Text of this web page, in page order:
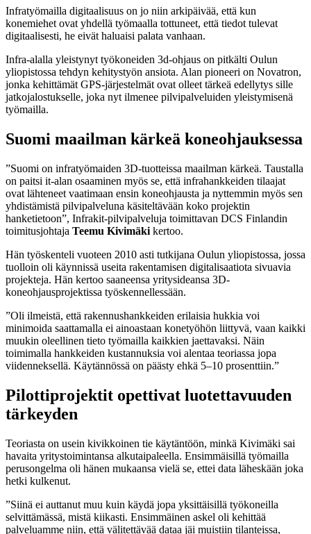
Infratyömailla digitaalisuus on jo niin arkipäivää, että kun
konemiehet ovat yhdellä työmaalla tottuneet, että tiedot tulevat
digitaalisesti, he eivät haluaisi palata vanhaan.
Infra-alalla yleistynyt työkoneiden 3d-ohjaus on pitkälti Oulun
yliopistossa tehdyn kehitystyön ansiota. Alan pioneeri on Novatron,
jonka kehittämät GPS-järjestelmät ovat olleet tärkeä edellytys sille
jatkojalostukselle, joka nyt ilmenee pilvipalveluiden yleistymisenä
työmailla.
Suomi maailman kärkeä koneohjauksessa
”Suomi on infratyömaiden 3D-tuotteissa maailman kärkeä. Taustalla
on paitsi it-alan osaaminen myös se, että infrahankkeiden tilaajat
ovat lähteneet vaatimaan ensin koneohjausta ja nyttemmin myös sen
yhdistämistä pilvipalveluna käsiteltävään koko projektin
hanketietoon”, Infrakit-pilvipalveluja toimittavan DCS Finlandin
toimitusjohtaja Teemu Kivimäki kertoo.
Hän työskenteli vuoteen 2010 asti tutkijana Oulun yliopistossa, jossa
tuolloin oli käynnissä useita rakentamisen digitalisaatiota sivuavia
projekteja. Hän kertoo saaneensa yritysideansa 3D-
koneohjausprojektissa työskennellessään.
”Oli ilmeistä, että rakennushankkeiden erilaisia hukkia voi
minimoida saattamalla ei ainoastaan konetyöhön liittyvä, vaan kaikki
muukin oleellinen tieto työmailla kaikkien jaettavaksi. Näin
toimimalla hankkeiden kustannuksia voi alentaa teoriassa jopa
viidenneksellä. Käytännössä on päästy ehkä 5–10 prosenttiin.”
Pilottiprojektit opettivat luotettavuuden
tärkeyden
Teoriasta on usein kivikkoinen tie käytäntöön, minkä Kivimäki sai
havaita yritystoimintansa alkutaipaleella. Ensimmäisillä työmailla
perusongelma oli hänen mukaansa vielä se, ettei data läheskään joka
hetki kulkenut.
”Siinä ei auttanut muu kuin käydä jopa yksittäisillä työkoneilla
selvittämässä, mistä kiikasti. Ensimmäinen askel oli kehittää
palveluamme niin, että välitettävää dataa jäi muistiin tilanteissa,